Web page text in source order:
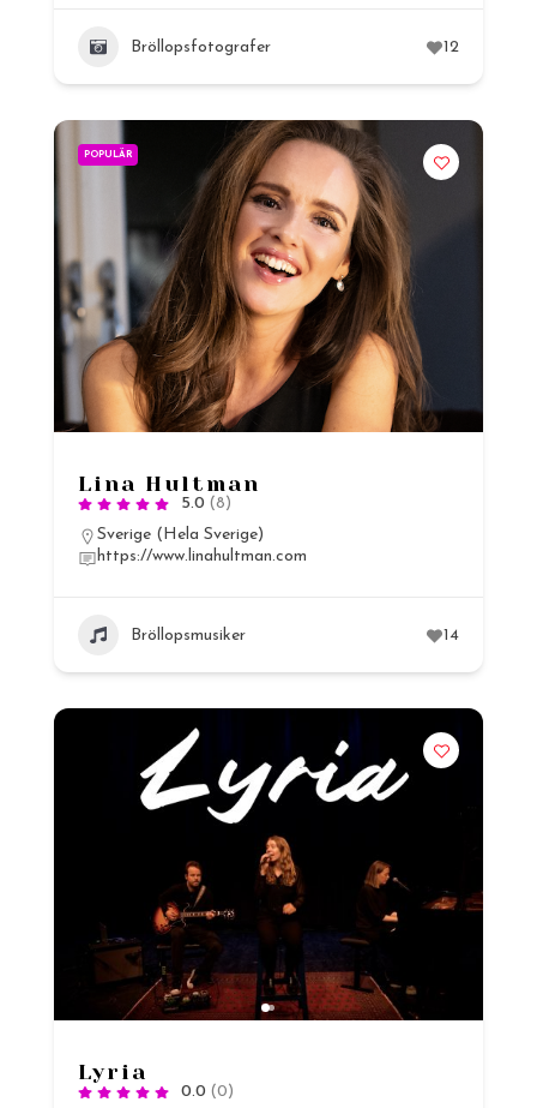
Bröllopsfotografer 12
POPULÄR
Lina Hultman
5.0 (8)
Sverige (Hela Sverige)
https://www.linahultman.com
Bröllopsmusiker 14
Lyria
0.0 (0)